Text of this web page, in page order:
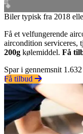
Biler typisk fra 2018
Få et velfungerende
aircondition serviceres,
200g kølemiddel. Få
Spar i gennemsnit
Få tilbud